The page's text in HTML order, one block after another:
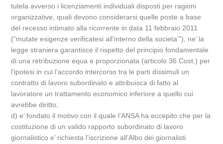
tutela avverso i licenziamenti individuali disposti per ragioni
organizzative, quali devono considerarsi quelle poste a base
del recesso intimato alla ricorrente in data 11 febbraio 2011
(“mutate esigenze verificatesi all’interno della societa’”), ne’ la
legge straniera garantisce il rispetto del principio fondamentale
di una retribuzione equa e proporzionata (articolo 36 Cost.) per
l’ipotesi in cui l’accordo intercorso tra le parti dissimuli un
contratto di lavoro subordinato e attribuisca di fatto al
lavoratore un trattamento economico inferiore a quello cui
avrebbe diritto;
d) e’ fondato il motivo con il quale l’ANSA ha eccepito che per la
costituzione di un valido rapporto subordinato di lavoro
giornalistico e’ richiesta l’iscrizione all’Albo dei giornalisti